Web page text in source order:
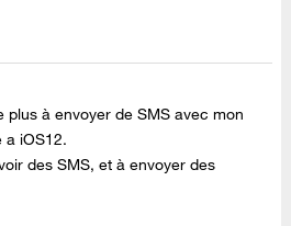
plus à envoyer de SMS avec mon
a iOS12.
des SMS, et à envoyer des